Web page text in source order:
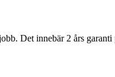
Det innebär 2 års